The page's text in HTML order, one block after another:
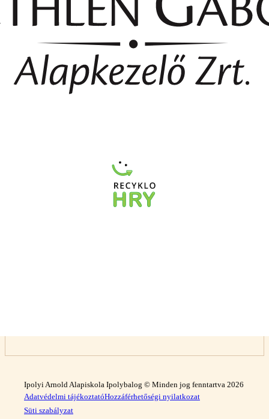
Ipolyi Arnold Alapiskola Ipolybalog © Minden jog fenntartva 2026
Adatvédelmi tájékoztatóHozzáférhetőségi nyilatkozat
Süti szabályzat